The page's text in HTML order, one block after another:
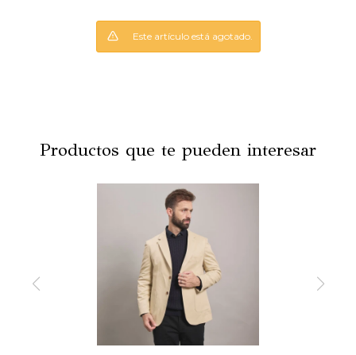
Este artículo está agotado.
Productos que te pueden interesar